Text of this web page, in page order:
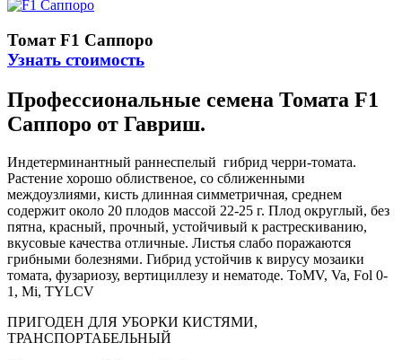
Томат F1 Саппоро
Узнать стоимость
Профессиональные семена Томата F1
Саппоро от Гавриш.
Индетерминантный раннеспелый гибрид черри-томата.
Растение хорошо облиственое, со сближенными
междоузлиями, кисть длинная симметричная, среднем
содержит около 20 плодов массой 22-25 г. Плод округлый, без
пятна, красный, прочный, устойчивый к растрескиванию,
вкусовые качества отличные. Листья слабо поражаются
грибными болезнями. Гибрид устойчив к вирусу мозаики
томата, фузариозу, вертициллезу и нематоде. ToMV, Va, Fol 0-
1, Mi, TYLCV
ПРИГОДЕН ДЛЯ УБОРКИ КИСТЯМИ,
ТРАНСПОРТАБЕЛЬНЫЙ